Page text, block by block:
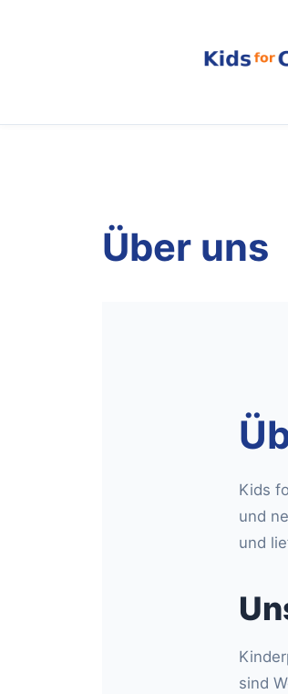
Über uns
Kids
und
und
sind